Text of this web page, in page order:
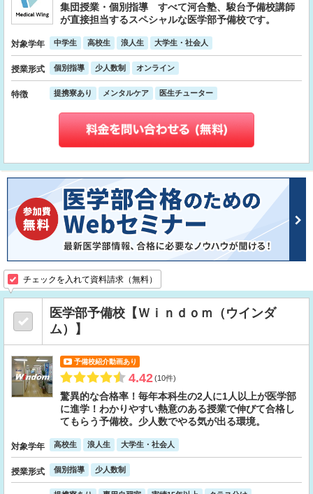
集団授業・個別指導 すべて河合塾、駿台予備校講師
が直接担当するスペシャルな医学部予備校です。
対象学年 中学生 高校生 浪人生 大学生・社会人
授業形式 個別指導 少人数制 オンライン
特徴 提携寮あり メンタルケア 医生チューター
チェックを入れて資料請求（無料）
医学部予備校【Ｗｉｎｄｏｍ（ウインダ
ム）】
予備校紹介動画あり
4.42(10件)
驚異的な合格率！毎年本科生の2人に1人以上が医学部
に進学！わかりやすい熱意のある授業で伸びて合格し
てもらう予備校。少人数でやる気が出る環境。
対象学年 高校生 浪人生 大学生・社会人
授業形式 個別指導 少人数制